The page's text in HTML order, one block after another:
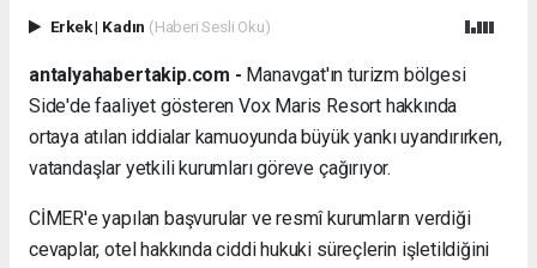
Erkek| Kadın (Haberi Sesli Oku)
antalyahabertakip.com - Manavgat'ın turizm bölgesi
Side'de faaliyet gösteren Vox Maris Resort hakkında
ortaya atılan iddialar kamuoyunda büyük yankı uyandırırken,
vatandaşlar yetkili kurumları göreve çağırıyor.
CİMER'e yapılan başvurular ve resmî kurumların verdiği
cevaplar, otel hakkında ciddi hukuki süreçlerin işletildiğini